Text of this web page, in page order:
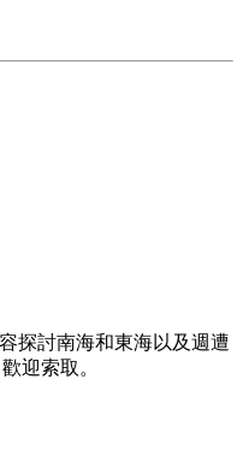
探討南海和東海以及週遭
迎索取。